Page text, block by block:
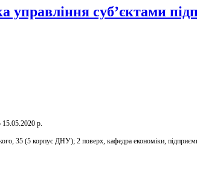
управління суб’єктами
15.05.2020 р.
35 (5 корпус ДНУ); 2 поверх, кафедра економіки,